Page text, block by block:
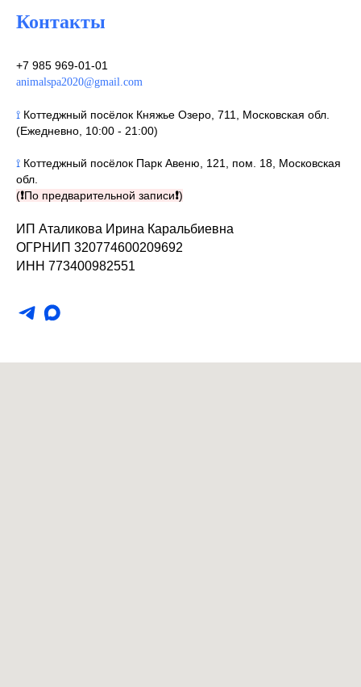
Контакты
+7 985 969-01-01
animalspa2020@gmail.com
⟟ Коттеджный посёлок Княжье Озеро, 711, Московская обл.
(Ежедневно, 10:00 - 21:00)
⟟ Коттеджный посёлок Парк Авеню, 121, пом. 18, Московская
обл.
(❗По предварительной записи❗)
ИП Аталикова Ирина Каральбиевна
ОГРНИП 320774600209692
ИНН 773400982551